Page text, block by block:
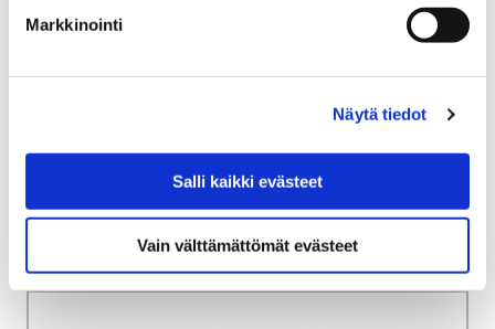
Markkinointi
Näytä tiedot
Salli kaikki evästeet
Vain välttämättömät evästeet
tekstiiliin lämpöprässillä painettavia kuvioita.
myydään eri kokoisia ja värisiä vinyylitarra-
arkkeja sekä lämpösiirtokalvoja. Tarra-arkkien
ja lämpösiirtokalvojen hinnat alkaen 2
euroa/arkki.